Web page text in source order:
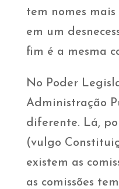
tem nomes
em um
fim é a mesma
No Poder
Administração
diferente. Lá,
(vulgo
existem as
as comissões